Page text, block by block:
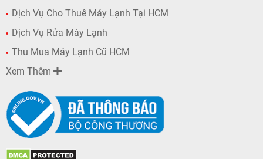
Dịch Vụ Cho Thuê Máy Lạnh Tại HCM
Dịch Vụ Rửa Máy Lạnh
Thu Mua Máy Lạnh Cũ HCM
Xem Thêm